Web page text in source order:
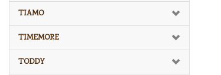
TIAMO
TIMEMORE
TODDY